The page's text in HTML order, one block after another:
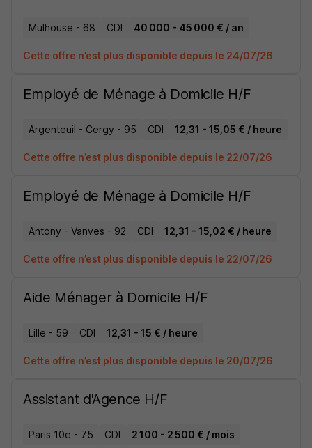
Mulhouse - 68 CDI 40 000 - 45 000 € / an
Cette offre n’est plus disponible depuis le 24/07/26
Employé de Ménage à Domicile H/F
Argenteuil - Cergy - 95 CDI 12,31 - 15,05 € / heure
Cette offre n’est plus disponible depuis le 22/07/26
Employé de Ménage à Domicile H/F
Antony - Vanves - 92 CDI 12,31 - 15,02 € / heure
Cette offre n’est plus disponible depuis le 22/07/26
Aide Ménager à Domicile H/F
Lille - 59 CDI 12,31 - 15 € / heure
Cette offre n’est plus disponible depuis le 20/07/26
Assistant d'Agence H/F
Paris 10e - 75 CDI 2 100 - 2 500 € / mois